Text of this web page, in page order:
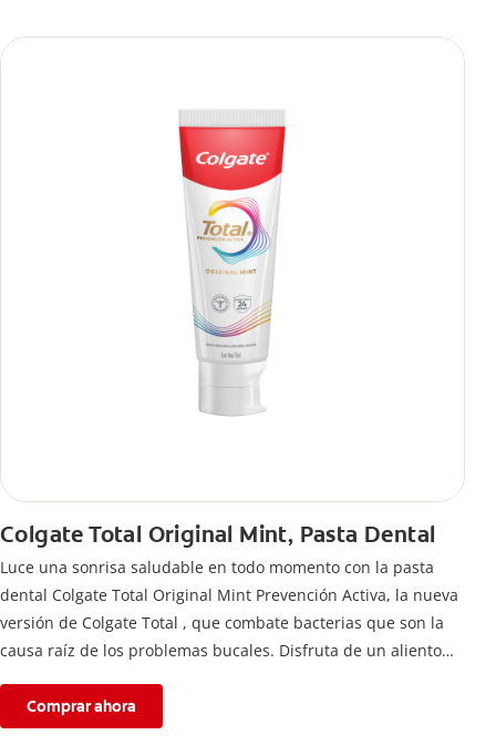
Colgate Total Original Mint, Pasta Dental
Luce una sonrisa saludable en todo momento con la pasta
dental Colgate Total Original Mint Prevención Activa, la nueva
versión de Colgate Total , que combate bacterias que son la
causa raíz de los problemas bucales. Disfruta de un aliento
fórmula con desempeño superior**** de la pasta de dientes
Colgate Total que te ofrece 24 horas** de protección
Comprar ahora